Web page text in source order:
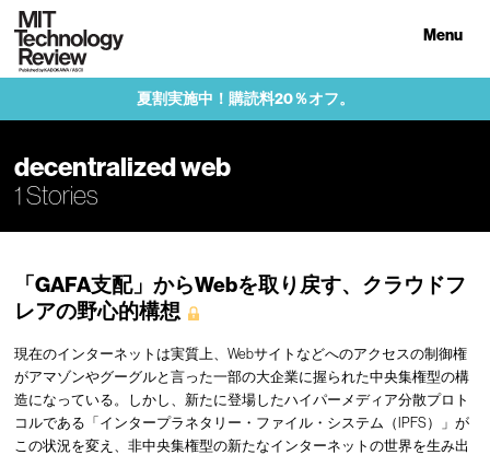
Menu
夏割実施中！購読料20％オフ。
decentralized web
1 Stories
「GAFA支配」からWebを取り戻す、クラウドフ
レアの野心的構想
現在のインターネットは実質上、Webサイトなどへのアクセスの制御権
がアマゾンやグーグルと言った一部の大企業に握られた中央集権型の構
造になっている。しかし、新たに登場したハイパーメディア分散プロト
コルである「インタープラネタリー・ファイル・システム（IPFS）」が
この状況を変え、非中央集権型の新たなインターネットの世界を生み出